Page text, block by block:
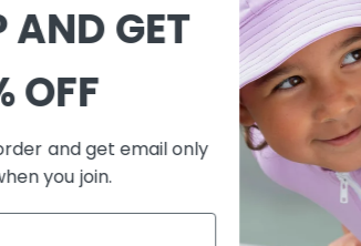
INFORMATION
About
About Petit Crabe
지속가능성
수영복 관리
자외선 차단 기능성
AND GET
OFF
order and get email only
when you join.